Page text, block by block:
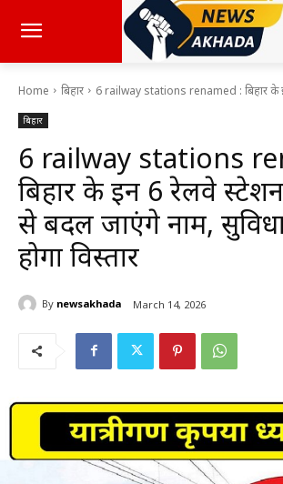
Home बिहार 6 railway stations renamed : बिहार के
बिहार
6 railway stations
बिहार के इन 6 रेलवे
से बदल जाएंगे नाम,
होगा विस्तार
By newsakhada March 14, 2026